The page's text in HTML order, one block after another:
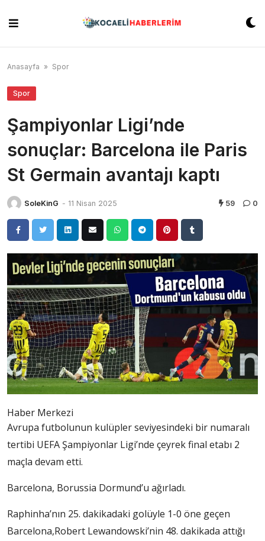
content
Anasayfa » Spor
Spor
Şampiyonlar Ligi’nde
sonuçlar: Barcelona ile Paris
St Germain avantajı kaptı
SoleKinG - 11 Nisan 2025 59 0
Haber Merkezi
Avrupa futbolunun kulüpler seviyesindeki bir numaralı
tertibi UEFA Şampiyonlar Ligi’nde çeyrek final etabı 2
maçla devam etti.
Barcelona, Borussia Dormund’u ağırladı.
Raphinha’nın 25. dakikadaki golüyle 1-0 öne geçen
Barcelona,Robert Lewandowski’nin 48. dakikada attığı